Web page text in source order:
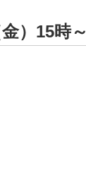
）15時～